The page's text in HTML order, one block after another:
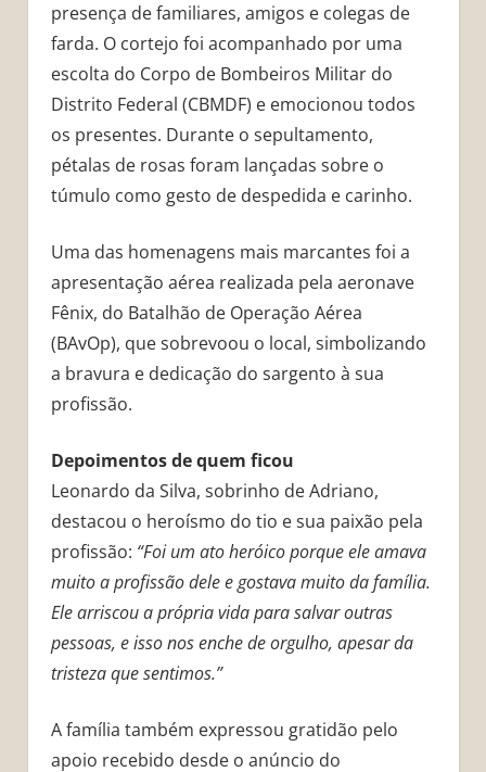
presença de familiares, amigos e colegas de
farda. O cortejo foi acompanhado por uma
escolta do Corpo de Bombeiros Militar do
Distrito Federal (CBMDF) e emocionou todos
os presentes. Durante o sepultamento,
pétalas de rosas foram lançadas sobre o
túmulo como gesto de despedida e carinho.
Uma das homenagens mais marcantes foi a
apresentação aérea realizada pela aeronave
Fênix, do Batalhão de Operação Aérea
(BAvOp), que sobrevoou o local, simbolizando
a bravura e dedicação do sargento à sua
profissão.
Depoimentos de quem ficou
Leonardo da Silva, sobrinho de Adriano,
destacou o heroísmo do tio e sua paixão pela
profissão: “Foi um ato heróico porque ele amava
muito a profissão dele e gostava muito da família.
Ele arriscou a própria vida para salvar outras
pessoas, e isso nos enche de orgulho, apesar da
tristeza que sentimos.”
A família também expressou gratidão pelo
apoio recebido desde o anúncio do